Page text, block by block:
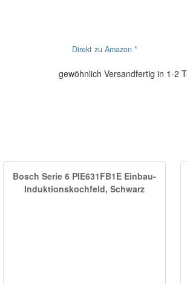
Direkt zu Amazon *
gewöhnlich Versandfertig in 1-2
Bosch Serie 6 PIE631FB1E Einbau-
Induktionskochfeld, Schwarz